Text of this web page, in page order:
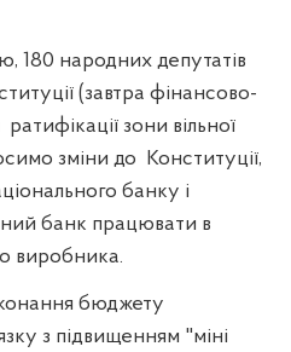
180 народних депутатів
(завтра фінансово-
ратифікації зони вільної
зміни до
Конституції,
банку і
банк працювати в
виробника.
бюджету
з підвищенням "міні